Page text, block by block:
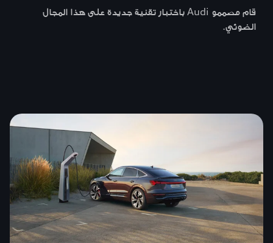
قام مصممو Audi باختبار تقنية جديدة على هذا المجال
الضوئي.